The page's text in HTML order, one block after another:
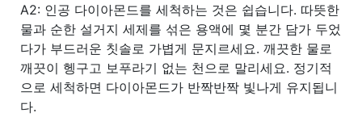
A2: 인공 다이아몬드를 세척하는 것은 쉽습니다. 따뜻한
물과 순한 설거지 세제를 섞은 용액에 몇 분간 담가 두었
다가 부드러운 칫솔로 가볍게 문지르세요. 깨끗한 물로
깨끗이 헹구고 보푸라기 없는 천으로 말리세요. 정기적
으로 세척하면 다이아몬드가 반짝반짝 빛나게 유지됩니
다.